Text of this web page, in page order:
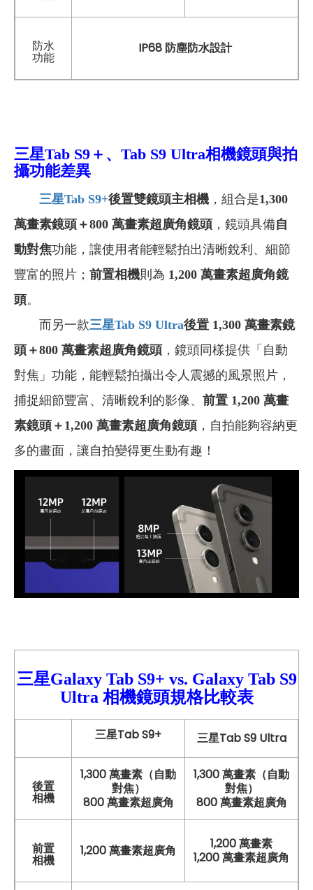
防水
功能
IP68 防塵防水設計
三星Tab S9＋、Tab S9 Ultra相機鏡頭與拍
攝功能差異
三星Tab S9+後置雙鏡頭主相機 ，組合是1,300
萬畫素鏡頭＋800 萬畫素超廣角鏡頭，鏡頭具備自
動對焦功能，讓使用者能輕鬆拍出清晰銳利、細節
豐富的照片； 前置相機則為 1,200 萬畫素超廣角鏡
頭。
而另一款三星Tab S9 Ultra後置 1,300 萬畫素鏡
頭＋800 萬畫素超廣角鏡頭，鏡頭同樣提供「自動
對焦」功能，能輕鬆拍攝出令人震撼的風景照片，
捕捉細節豐富、清晰銳利的影像、 前置 1,200 萬畫
素鏡頭＋1,200 萬畫素超廣角鏡頭，自拍能夠容納更
多的畫面，讓自拍變得更生動有趣！
三星Galaxy Tab S9+ vs. Galaxy Tab S9
Ultra 相機鏡頭規格比較表
三星Tab S9+ 三星Tab S9 Ultra
後置
相機
1,300 萬畫素（自動
對焦）
800 萬畫素超廣角
1,300 萬畫素（自動
對焦）
800 萬畫素超廣角
前置
相機
1,200 萬畫素超廣角
1,200 萬畫素
1,200 萬畫素超廣角